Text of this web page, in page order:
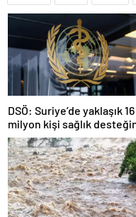
DSÖ: Suriye’de yaklaşık 16
milyon kişi sağlık
ihtiyaç duyuyor